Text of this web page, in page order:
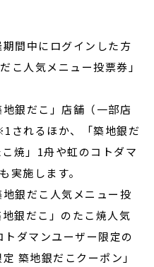
間中にログインした方
こ人気メニュー投票券」
銀だこ」店舗（一部店
されるほか、「築地銀だ
焼」1舟や虹のコトダマ
実施します。
銀だこ人気メニュー投
銀だこ」のたこ焼人気
ダマンユーザー限定の
築地銀だこクーポン」